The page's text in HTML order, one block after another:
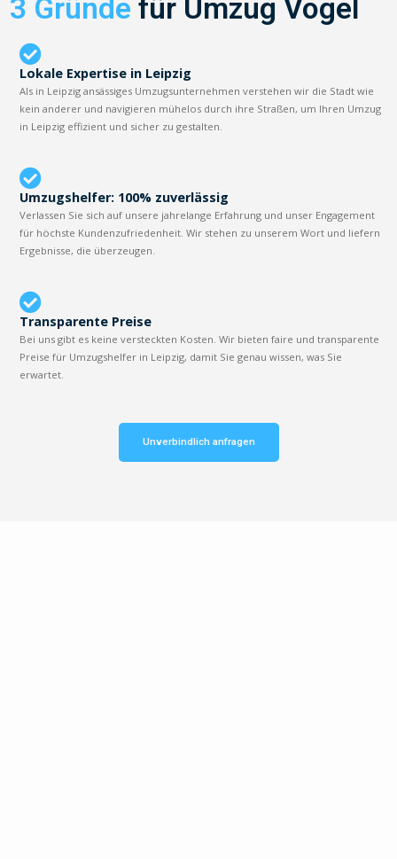
3 Gründe für Umzug Vogel
Lokale Expertise in Leipzig
Als in Leipzig ansässiges Umzugsunternehmen verstehen wir die Stadt wie
kein anderer und navigieren mühelos durch ihre Straßen, um Ihren Umzug
in Leipzig effizient und sicher zu gestalten.
Umzugshelfer: 100% zuverlässig
Verlassen Sie sich auf unsere jahrelange Erfahrung und unser Engagement
für höchste Kundenzufriedenheit. Wir stehen zu unserem Wort und liefern
Ergebnisse, die überzeugen.
Transparente Preise
Bei uns gibt es keine versteckten Kosten. Wir bieten faire und transparente
Preise für Umzugshelfer in Leipzig, damit Sie genau wissen, was Sie
erwartet.
Unverbindlich anfragen